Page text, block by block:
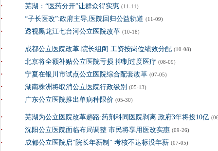
· 芜湖：“医药分开”让群众得实惠 (11-11)
· “子长医改”:政府主导,医院回归公益轨道 (11-09)
· 透视黑龙江七台河公立医院改革 (10-18)
· 成都公立医院改革:院长组阁 工资按岗位绩效分配 (10-08)
· 北京将全额补贴公立医院亏损 抑制过度医疗 (08-09)
· 宁夏在银川市试点公立医院综合配套改革 (07-05)
· 湖南株洲将取消公立医院行政级别 (05-13)
· 广东公立医院推出单病种限价 (05-30)
· 芜湖为公立医院改革趟路:药剂科同医院剥离 政府3年将投10亿
· 沈阳公立医院面临布局调整 市民将享用医改实惠 (09-26)
· 成都公立医院启"院长年薪制" 考核不达标没年薪 (07-05)